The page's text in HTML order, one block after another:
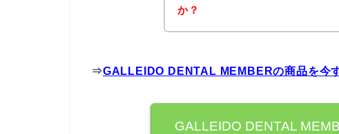
か？
⇒GALLEIDO DENTAL MEMBERの商品を今
GALLEIDO DENTAL